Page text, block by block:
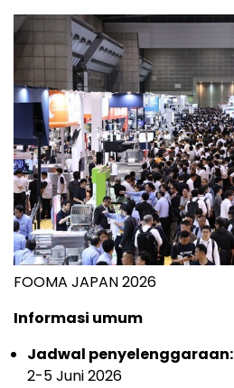
FOOMA JAPAN 2026
Informasi umum
Jadwal penyelenggaraan:
2-5 Juni 2026